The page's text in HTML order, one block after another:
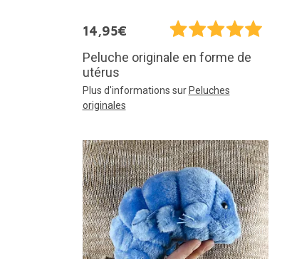
14,95€
Peluche originale en forme de
utérus
Plus d'informations sur Peluches
originales